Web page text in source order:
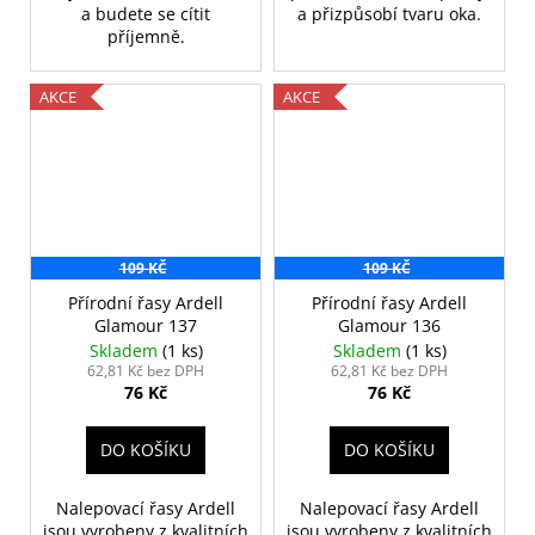
a budete se cítit
příjemně.
a přizpůsobí tvaru oka.
AKCE
109 KČ
Přírodní řasy Ardell
Glamour 137
Skladem (1 ks)
62,81 Kč bez DPH
76 Kč
DO KOŠÍKU
Nalepovací řasy Ardell
AKCE
109 KČ
Přírodní řasy Ardell
Glamour 136
Skladem (1 ks)
62,81 Kč bez DPH
76 Kč
DO KOŠÍKU
Nalepovací řasy Ardell